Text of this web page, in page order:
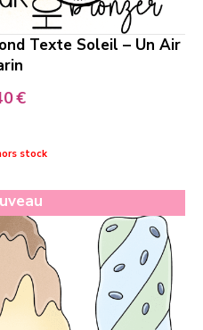
Texte Soleil – Un Air
€
stock